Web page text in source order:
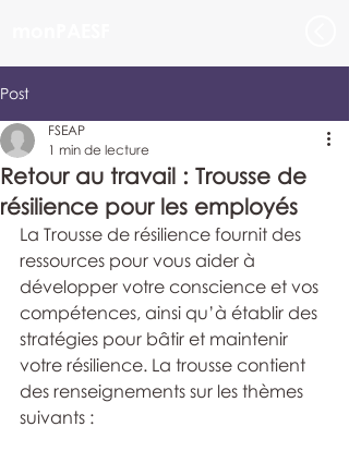
Post
Retour au travail : Trousse de
résilience pour les employés
FSEAP
1 min de lecture
La Trousse de résilience fournit des
ressources pour vous aider à
développer votre conscience et vos
compétences, ainsi qu’à établir des
stratégies pour bâtir et maintenir
votre résilience. La trousse contient
des renseignements sur les thèmes
suivants :